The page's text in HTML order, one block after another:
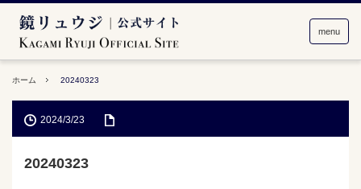
menu
ホーム 20240323
2024/3/23
20240323